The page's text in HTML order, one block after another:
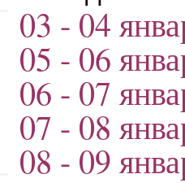
03 - 04
05 - 06
06 - 07
07 - 08
08 - 09